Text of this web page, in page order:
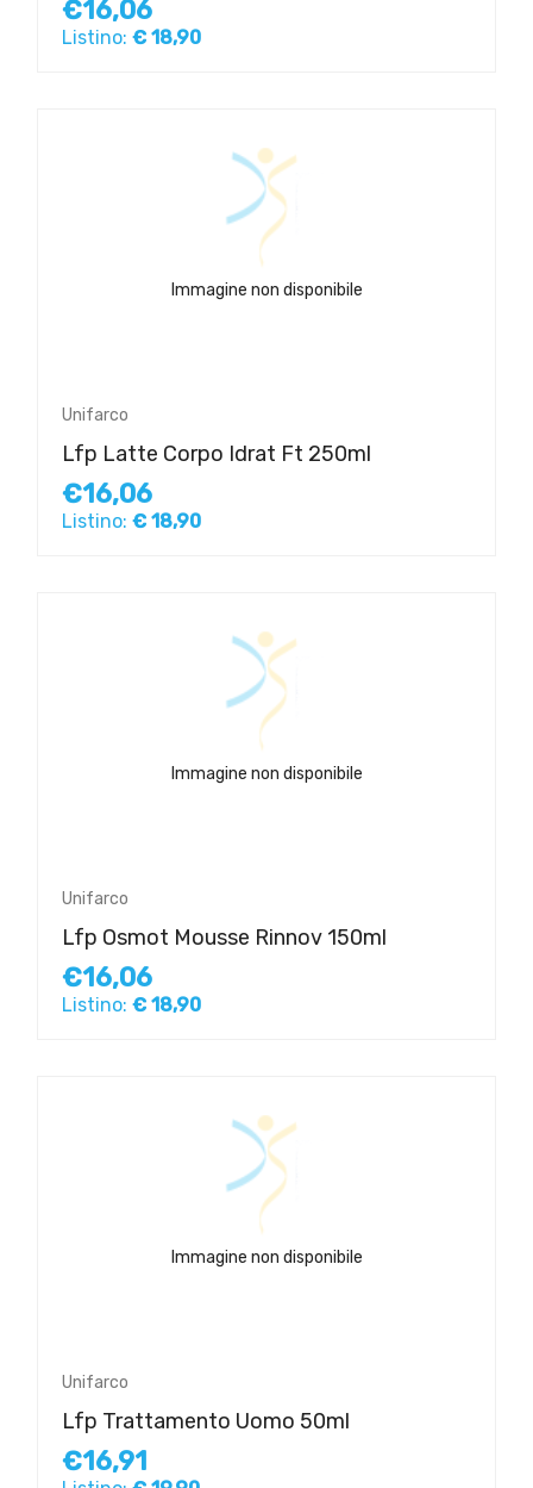
€16,06
Listino: € 18,90
Immagine non disponibile
Unifarco
Lfp Latte Corpo Idrat Ft 250ml
€16,06
Listino: € 18,90
Immagine non disponibile
Unifarco
Lfp Osmot Mousse Rinnov 150ml
€16,06
Listino: € 18,90
Immagine non disponibile
Unifarco
Lfp Trattamento Uomo 50ml
€16,91